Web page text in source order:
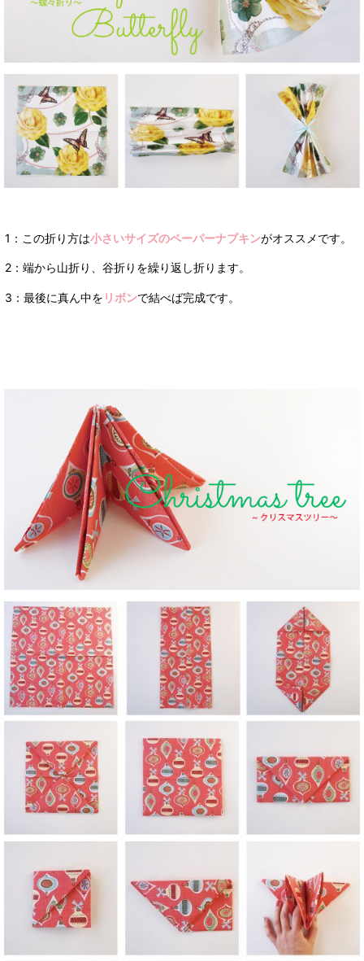
1：この折り方は小さいサイズのペーパーナプキンがオススメです。
2：端から山折り、谷折りを繰り返し折ります。
3：最後に真ん中を リボンで結べば完成です。